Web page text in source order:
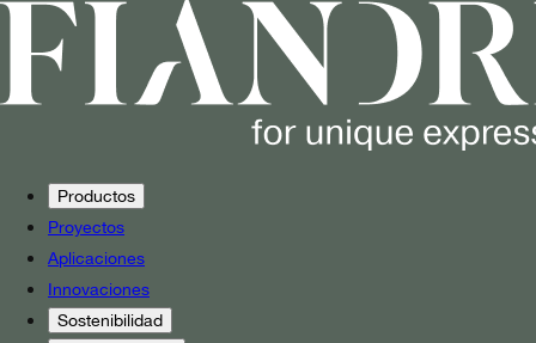
Productos
Proyectos
Aplicaciones
Innovaciones
Sostenibilidad